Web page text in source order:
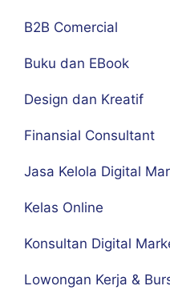
B2B Comercial
Buku dan EBook
Design dan Kreatif
Finansial Consultant
Jasa Kelola Digital
Kelas Online
Konsultan Digital
Lowongan Kerja &